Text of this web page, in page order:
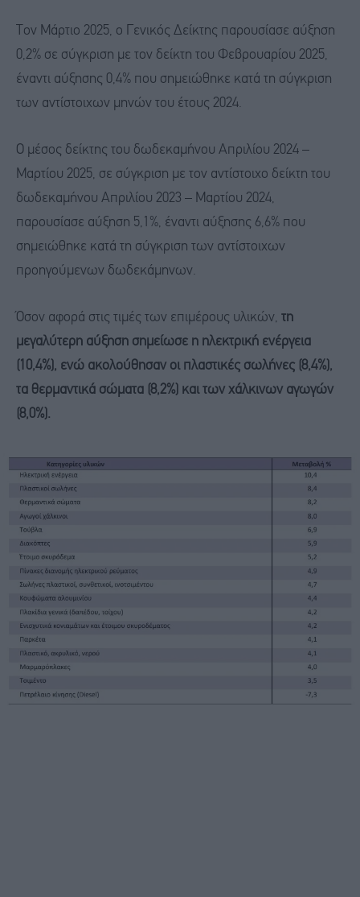
Τον Μάρτιο 2025, ο Γενικός Δείκτης παρουσίασε αύξηση
0,2% σε σύγκριση με τον δείκτη του Φεβρουαρίου 2025,
έναντι αύξησης 0,4% που σημειώθηκε κατά τη σύγκριση
των αντίστοιχων μηνών του έτους 2024.
Ο μέσος δείκτης του δωδεκαμήνου Απριλίου 2024 –
Μαρτίου 2025, σε σύγκριση με τον αντίστοιχο δείκτη του
δωδεκαμήνου Απριλίου 2023 – Μαρτίου 2024,
παρουσίασε αύξηση 5,1%, έναντι αύξησης 6,6% που
σημειώθηκε κατά τη σύγκριση των αντίστοιχων
προηγούμενων δωδεκάμηνων.
Όσον αφορά στις τιμές των επιμέρους υλικών, τη
μεγαλύτερη αύξηση σημείωσε η ηλεκτρική ενέργεια
(10,4%), ενώ ακολούθησαν οι πλαστικές σωλήνες (8,4%),
τα θερμαντικά σώματα (8,2%) και των χάλκινων αγωγών
(8,0%).